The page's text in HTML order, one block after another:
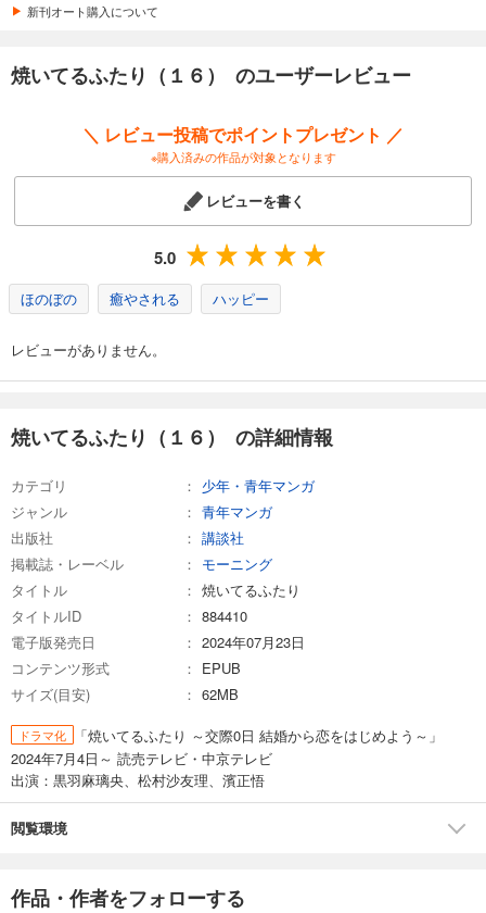
焼いてるふたり（２３）
試し読み
あらすじを表示する
焼いてるふたり（２４）
あらすじを表示する
新刊オート購入について
焼いてるふたり（１６） のユーザーレビュー
＼ レビュー投稿でポイントプレゼント ／
※購入済みの作品が対象となります
レビューを書く
5.0
ほのぼの 癒やされる ハッピー
レビューがありません。
焼いてるふたり（１６） の詳細情報
カテゴリ
少年・青年マンガ
ジャンル
青年マンガ
出版社
講談社
掲載誌・レーベル
モーニング
タイトル
焼いてるふたり
タイトルID
884410
電子版発売日
2024年07月23日
コンテンツ形式
EPUB
サイズ(目安)
62MB
ドラマ化
「焼いてるふたり ～交際0日 結婚から恋をはじめよう～」
2024年7月4日～ 読売テレビ・中京テレビ
出演：黒羽麻璃央、松村沙友理、濱正悟
閲覧環境
作品・作者をフォローする